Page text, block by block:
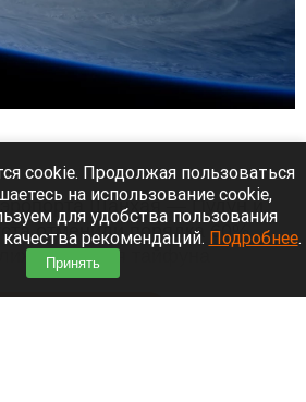
Шанхая — Пудун и
отменили порядка 60%
тайфуна
cookie. Продолжая пользоваться
на использование cookie,
для удобства пользования
рекомендаций. Подробнее.
Принять